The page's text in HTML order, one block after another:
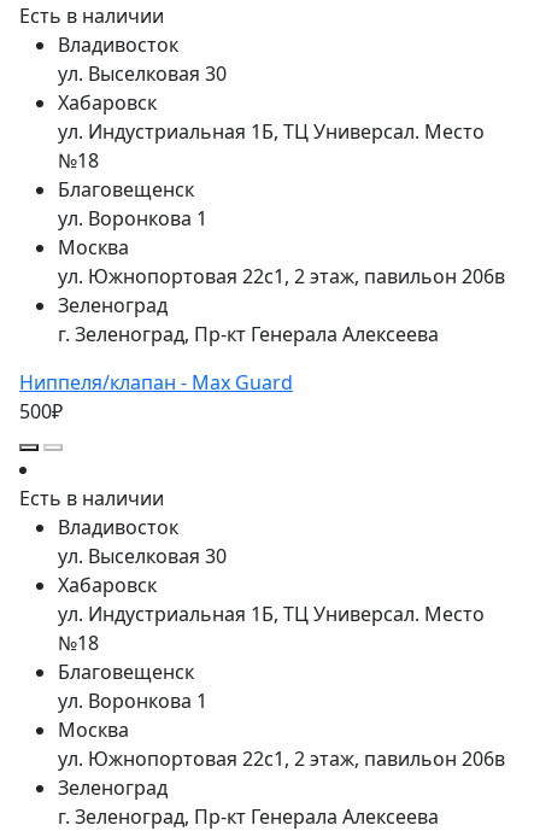
Есть в наличии
Владивосток
ул. Выселковая 30
Хабаровск
ул. Индустриальная 1Б, ТЦ Универсал. Место
№18
Благовещенск
ул. Воронкова 1
Москва
ул. Южнопортовая 22с1, 2 этаж, павильон 206в
Зеленоград
г. Зеленоград, Пр-кт Генерала Алексеева
Ниппеля/клапан - Max Guard
500₽
Есть в наличии
Владивосток
ул. Выселковая 30
Хабаровск
ул. Индустриальная 1Б, ТЦ Универсал. Место
№18
Благовещенск
ул. Воронкова 1
Москва
ул. Южнопортовая 22с1, 2 этаж, павильон 206в
Зеленоград
г. Зеленоград, Пр-кт Генерала Алексеева